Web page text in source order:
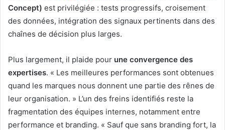
Concept) est privilégiée : tests progressifs, croisement
des données, intégration des signaux pertinents dans des
chaînes de décision plus larges.
Plus largement, il plaide pour une convergence des
expertises. « Les meilleures performances sont obtenues
quand les marques nous donnent une partie des rênes de
leur organisation. » L’un des freins identifiés reste la
fragmentation des équipes internes, notamment entre
performance et branding. « Sauf que sans branding fort, la